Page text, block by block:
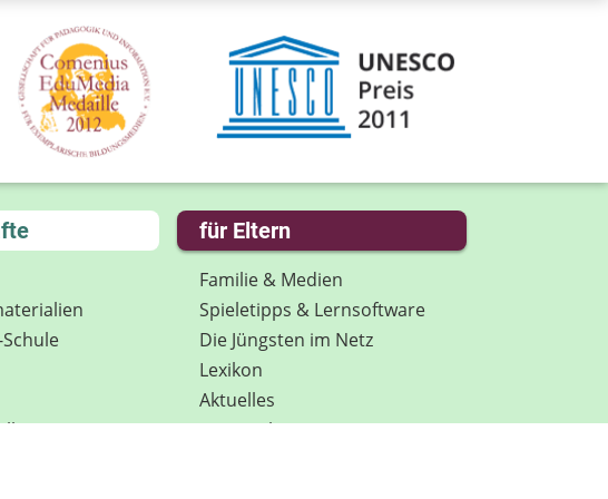
für Eltern
Familie & Medien
Spieletipps & Lernsoftware
Die Jüngsten im Netz
Lexikon
Aktuelles
Datenschutz